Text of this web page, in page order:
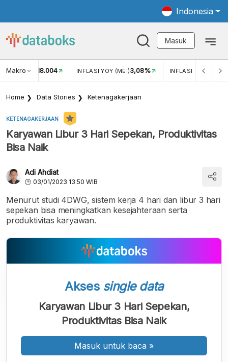
Indonesia
Masuk
Makro
USD/IDR 18.004 INFLASI YOY (MEI)3,08% INFLASI MOM (MEI)
Home Data Stories Ketenagakerjaan
KETENAGAKERJAAN
Karyawan Libur 3 Hari Sepekan, Produktivitas
Bisa Naik
Adi Ahdiat
03/01/2023 13:50 WIB
Menurut studi 4DWG, sistem kerja 4 hari dan libur 3 hari
sepekan bisa meningkatkan kesejahteraan serta
produktivitas karyawan.
Akses single data
Karyawan Libur 3 Hari Sepekan,
Produktivitas Bisa Naik
Masuk untuk baca »